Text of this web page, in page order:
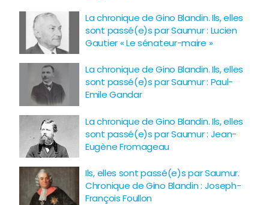
La chronique de Gino Blandin. Ils, elles
sont passé(e)s par Saumur : Lucien
Gautier « Le sénateur-maire »
La chronique de Gino Blandin. Ils, elles
sont passé(e)s par Saumur : Paul-
Emile Gandar
La chronique de Gino Blandin. Ils, elles
sont passé(e)s par Saumur : Jean-
Eugène Fromageau
Ils, elles sont passé(e)s par Saumur.
Chronique de Gino Blandin : Joseph-
François Foullon